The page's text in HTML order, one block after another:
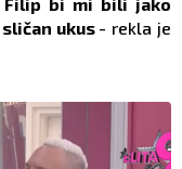
ukus - rekla je